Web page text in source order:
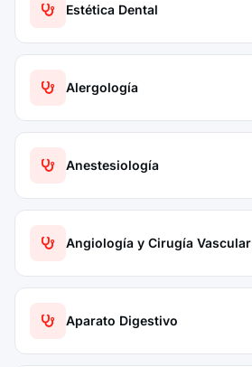
Estética Dental
Alergología
Anestesiología
Angiología y Cirugía Vascular
Aparato Digestivo